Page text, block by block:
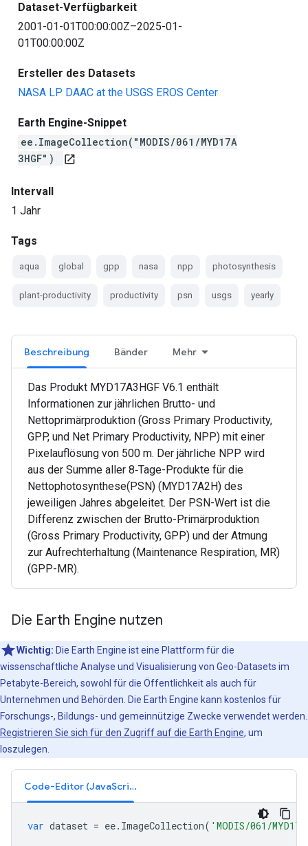
Dataset-Verfügbarkeit
2001-01-01T00:00:00Z–2025-01-
01T00:00:00Z
Ersteller des Datasets
NASA LP DAAC at the USGS EROS Center
Earth Engine-Snippet
ee.ImageCollection("MODIS/061/MYD17A
3HGF")
open_in_new
Intervall
1 Jahr
Tags
aqua global gpp nasa npp photosynthesis
plant-productivity productivity psn usgs yearly
Beschreibung Bänder Mehr
Das Produkt MYD17A3HGF V6.1 enthält
Informationen zur jährlichen Brutto- und
Nettoprimärproduktion (Gross Primary Productivity,
GPP, und Net Primary Productivity, NPP) mit einer
Pixelauflösung von 500 m. Der jährliche NPP wird
aus der Summe aller 8‑Tage-Produkte für die
Nettophotosynthese(PSN) (MYD17A2H) des
jeweiligen Jahres abgeleitet. Der PSN-Wert ist die
Differenz zwischen der Brutto-Primärproduktion
(Gross Primary Productivity, GPP) und der Atmung
zur Aufrechterhaltung (Maintenance Respiration, MR)
(GPP-MR).
Die Earth Engine nutzen
Wichtig: Die Earth Engine ist eine Plattform für die
wissenschaftliche Analyse und Visualisierung von Geo-Datasets im
Petabyte-Bereich, sowohl für die Öffentlichkeit als auch für
Unternehmen und Behörden. Die Earth Engine kann kostenlos für
Forschungs-, Bildungs- und gemeinnützige Zwecke verwendet werden.
Registrieren Sie sich für den Zugriff auf die Earth Engine, um
loszulegen.
Code-Editor (JavaScript)
var dataset = ee. ImageCollection( 'MODIS/061/